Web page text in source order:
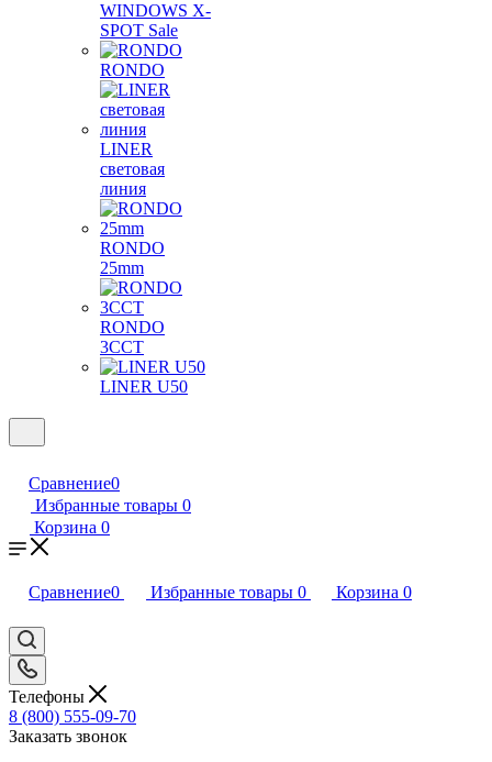
WINDOWS X-
SPOT Sale
RONDO
LINER
световая
линия
RONDO
25mm
RONDO
3CCT
LINER U50
Сравнение0
Избранные товары 0
Корзина 0
Сравнение0 Избранные товары 0 Корзина 0
Телефоны
8 (800) 555-09-70
Заказать звонок